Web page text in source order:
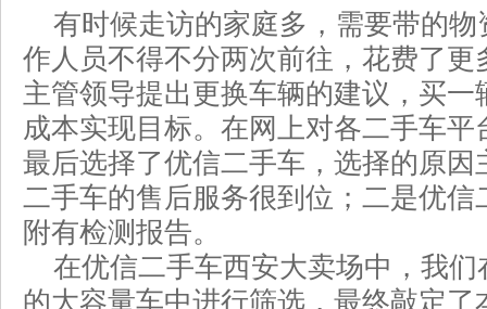
有时候走访的家庭多，需要带的
作人员不得不分两次前往，花费了
主管领导提出更换车辆的建议，买
成本实现目标。在网上对各二手车
最后选择了优信二手车，选择的原
二手车的售后服务很到位；二是优
附有检测报告。
在优信二手车西安大卖场中，我
的大容量车中进行筛选，最终敲定